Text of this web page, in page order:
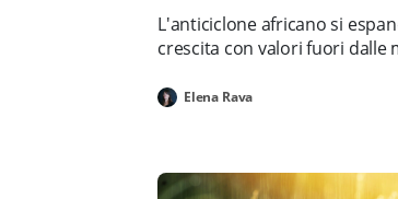
L'anticiclone africano si
crescita con valori fuori dalle
Elena Rava